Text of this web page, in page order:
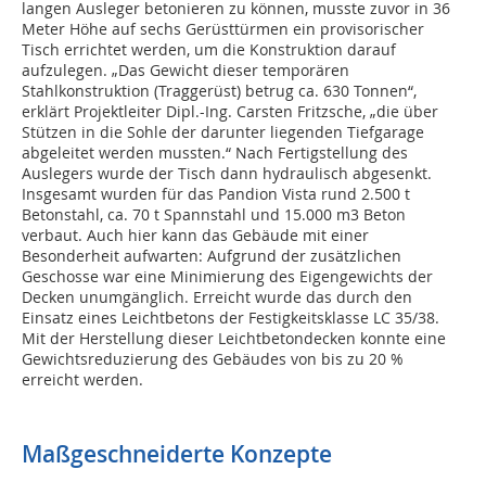
langen Ausleger betonieren zu können, musste zuvor in 36
Meter Höhe auf sechs Gerüsttürmen ein provisorischer
Tisch errichtet werden, um die Konstruktion darauf
aufzulegen. „Das Gewicht dieser temporären
Stahlkonstruktion (Traggerüst) betrug ca. 630 Tonnen“,
erklärt Projektleiter Dipl.-Ing. Carsten Fritzsche, „die über
Stützen in die Sohle der darunter liegenden Tiefgarage
abgeleitet werden mussten.“ Nach Fertigstellung des
Auslegers wurde der Tisch dann hydraulisch abgesenkt.
Insgesamt wurden für das Pandion Vista rund 2.500 t
Betonstahl, ca. 70 t Spannstahl und 15.000 m3 Beton
verbaut. Auch hier kann das Gebäude mit einer
Besonderheit aufwarten: Aufgrund der zusätzlichen
Geschosse war eine Minimierung des Eigengewichts der
Decken unumgänglich. Erreicht wurde das durch den
Einsatz eines Leichtbetons der Festigkeitsklasse LC 35/38.
Mit der Herstellung dieser Leichtbetondecken konnte eine
Gewichtsreduzierung des Gebäudes von bis zu 20 %
erreicht werden.
Maßgeschneiderte Konzepte